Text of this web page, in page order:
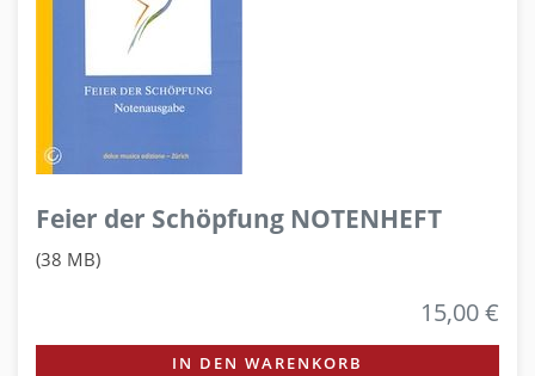
Feier der Schöpfung NOTENHEFT
(38 MB)
15,00 €
IN DEN WARENKORB